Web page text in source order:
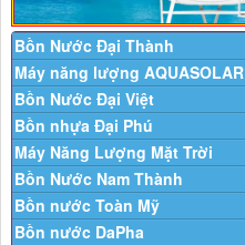
Bồn Nước Đại Thành
Máy năng lượng AQUASOLAR
Bồn Nước Đại Việt
Bồn nhựa Đại Phú
Máy Năng Lượng Mặt Trời
Bồn Nước Nam Thành
Bồn nước Toàn Mỹ
Bồn nước DaPha